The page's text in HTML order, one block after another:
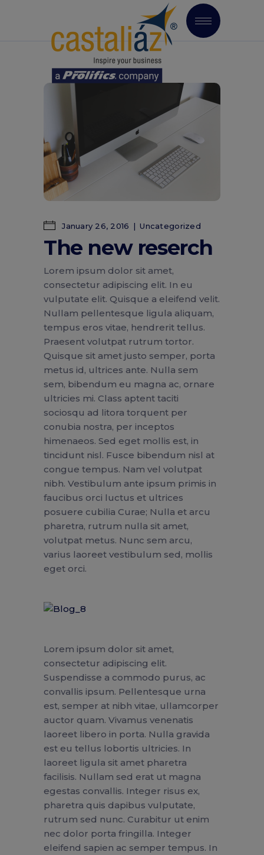
January 26, 2016 Uncategorized
The new reserch
Lorem ipsum dolor sit amet,
consectetur adipiscing elit. In eu
vulputate elit. Quisque a eleifend velit.
Nullam pellentesque ligula aliquam,
tempus eros vitae, hendrerit tellus.
Praesent volutpat rutrum tortor.
Quisque sit amet justo semper, porta
metus id, ultrices ante. Nulla sem
sem, bibendum eu magna ac, ornare
ultricies mi. Class aptent taciti
sociosqu ad litora torquent per
conubia nostra, per inceptos
himenaeos. Sed eget mollis est, in
tincidunt nisl. Fusce bibendum nisl at
congue tempus. Nam vel volutpat
nibh. Vestibulum ante ipsum primis in
faucibus orci luctus et ultrices
posuere cubilia Curae; Nulla et arcu
pharetra, rutrum nulla sit amet,
volutpat metus. Nunc sem arcu,
varius laoreet vestibulum sed, mollis
eget orci.
Lorem ipsum dolor sit amet,
consectetur adipiscing elit.
Suspendisse a commodo purus, ac
convallis ipsum. Pellentesque urna
est, semper at nibh vitae, ullamcorper
auctor quam. Vivamus venenatis
laoreet libero in porta. Nulla gravida
est eu tellus lobortis ultricies. In
laoreet ligula sit amet pharetra
facilisis. Nullam sed erat ut magna
egestas convallis. Integer risus ex,
pharetra quis dapibus vulputate,
rutrum sed nunc. Curabitur ut enim
nec dolor porta fringilla. Integer
eleifend sapien ac semper tempus. In